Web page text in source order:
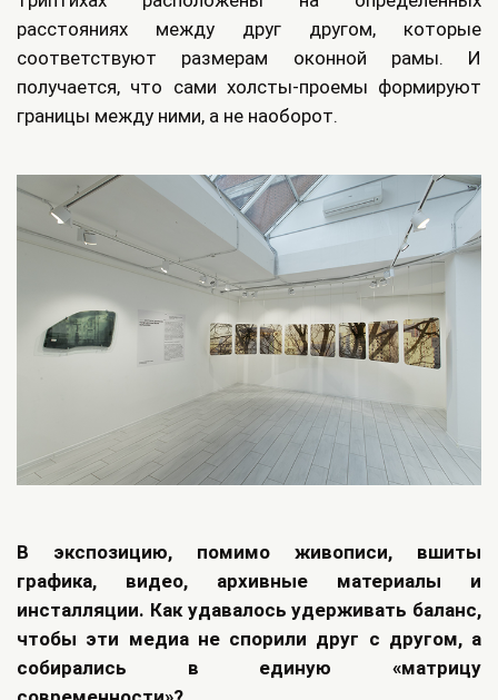
расстояниях между друг другом, которые
соответствуют размерам оконной рамы. И
получается, что сами холсты-проемы формируют
границы между ними, а не наоборот.
В экспозицию, помимо живописи, вшиты
графика, видео, архивные материалы и
инсталляции. Как удавалось удерживать баланс,
чтобы эти медиа не спорили друг с другом, а
собирались в единую «матрицу